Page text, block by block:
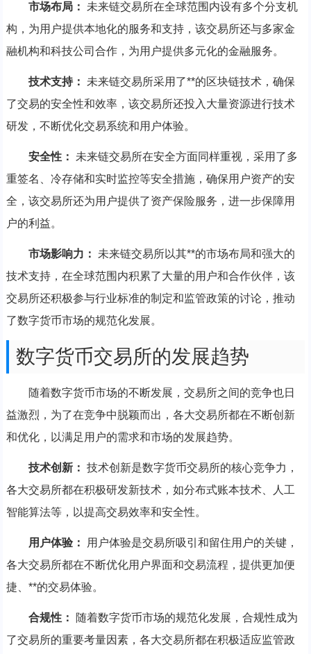
市场布局：
未来链交易所在全球范围内设有多个分支机
构，为用户提供本地化的服务和支持，该交易所还与多家金
融机构和科技公司合作，为用户提供多元化的金融服务。
技术支持：
未来链交易所采用了**的区块链技术，确保
了交易的安全性和效率，该交易所还投入大量资源进行技术
研发，不断优化交易系统和用户体验。
安全性：
未来链交易所在安全方面同样重视，采用了多
重签名、冷存储和实时监控等安全措施，确保用户资产的安
全，该交易所还为用户提供了资产保险服务，进一步保障用
户的利益。
市场影响力：
未来链交易所以其**的市场布局和强大的
技术支持，在全球范围内积累了大量的用户和合作伙伴，该
交易所还积极参与行业标准的制定和监管政策的讨论，推动
了数字货币市场的规范化发展。
数字货币交易所的发展趋势
随着数字货币市场的不断发展，交易所之间的竞争也日
益激烈，为了在竞争中脱颖而出，各大交易所都在不断创新
和优化，以满足用户的需求和市场的发展趋势。
技术创新： 技术创新是数字货币交易所的核心竞争力，
各大交易所都在积极研发新技术，如分布式账本技术、人工
智能算法等，以提高交易效率和安全性。
用户体验：
用户体验是交易所吸引和留住用户的关键，
各大交易所都在不断优化用户界面和交易流程，提供更加便
捷、**的交易体验。
合规性：
随着数字货币市场的规范化发展，合规性成为
了交易所的重要考量因素，各大交易所都在积极适应监管政